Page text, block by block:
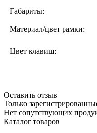
Габариты:
Материал/цвет рамки:
Цвет клавиш:
Оставить отзыв
Только
Нет сопутствующих
Каталог товаров